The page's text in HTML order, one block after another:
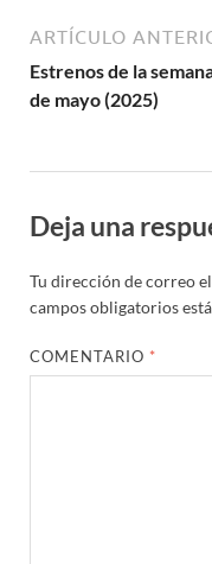
ARTÍCULO
Estrenos de la
de mayo (2025)
Deja una
Tu dirección de correo
campos obligatorios
COMENTARIO *